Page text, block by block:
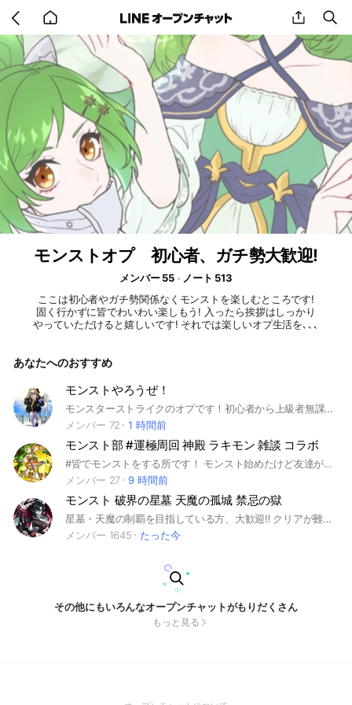
back
to
home
share
モンストオプ 初心者、ガチ勢大歓迎!
メンバー 55
ノート 513
ここは初心者やガチ勢関係なくモンストを楽しむところです!
固く行かずに皆でわいわい楽しもう! 入ったら挨拶はしっかり
やっていただけると嬉しいです! それでは楽しいオプ生活を､､､
あなたへのおすすめ
モンストやろうぜ！
モンスターストライクのオプです！初心者から上級者無課金勢から 課金勢誰でも大歓迎です！ #モンスト#モンスターストライク #ゲーム#課金#無課金#初心者#中級者#上級者
メンバー 72
1 時間前
モンスト部 #運極周回 神殿 ラキモン 雑談 コラボ
#皆でモンストをする所です！ モンスト始めたけど友達が居ない人や、 このクエスト勝てないなぁなどなどがある人でも大歓迎！初心者から上級者までいろんな人と一緒にモンストやりましょう！ 私の友達はガチャ結果投げたらどうでもいいとか言ってましたが私は言わないのでご安心を！ 仲良くしてくださいね！！！(σ´∀`)σ 主はたまに深夜対応もしてます‼️深夜にもマルチ誘っても大丈夫です(必ず起きてるとは限らない) 敬語使わなくて大丈夫です！ 気軽にマルチ誘ったり入ってください！
メンバー 27
9 時間前
モンスト 破界の星墓 天魔の孤城 禁忌の獄
星墓・天魔の制覇を目指している方、大歓迎‼️ クリアが難しい方や進め方に困っている方は、 管理人やメンバーがしっかりサポートします！ ✔ 天魔の孤城・星墓のキャリー ✔ キャラ貸し ✔ 禁忌の獄・深淵・試練&庭園のお手伝い ✔ その他クエストのサポートもOK！ 初心者〜上級者まで気軽に参加してください！ ⸻ #モンスト #モンスターストライク #天魔 #天魔の孤城 #天魔キャリー #天魔お手伝い #キャラ貸し #禁忌 #禁忌の獄 #禁忌深淵 #禁忌キャリー #空中庭園 #庭園 #庭園キャリー #破界の星墓 #星墓 #星墓キャリー #モンストマルチ #ゲーム
メンバー 1645
たった今
その他にもいろんなオープンチャットがもりだくさん
もっと見る